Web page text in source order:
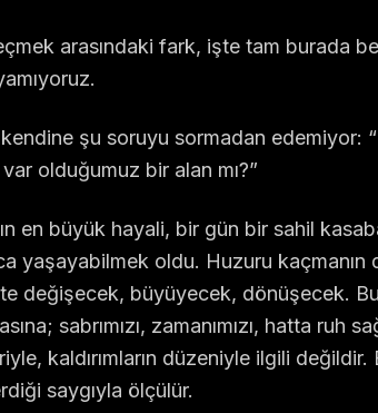
arasındaki fark, işte tam burada
şu soruyu sormadan edemiyor:
olduğumuz bir alan mı?”
en büyük hayali, bir gün bir sahil
yaşayabilmek oldu. Huzuru kaçmanın
değişecek, büyüyecek, dönüşecek.
sabrımızı, zamanımızı, hatta ruh
kaldırımların düzeniyle ilgili
saygıyla ölçülür.